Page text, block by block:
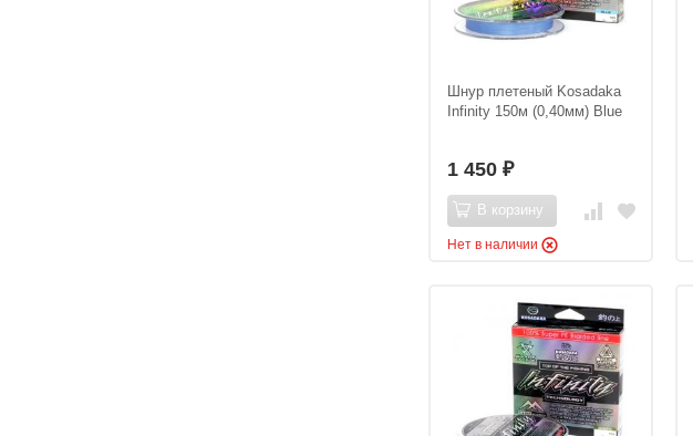
Шнур плетеный Kosadaka
Infinity 150м (0,40мм) Blue
1 450 ₽
В корзину
Нет в наличии